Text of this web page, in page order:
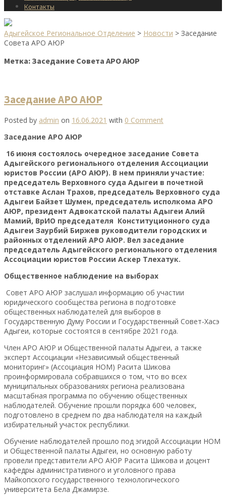
Контакты
Адыгейское Региональное Отделение > Новости > Заседание
Совета АРО АЮР
Метка:Заседание Совета АРО АЮР
Заседание АРО АЮР
Posted by admin on 16.06.2021 with 0 Comment
Заседание АРО АЮР
16 июня состоялось очередное заседание Совета
Адыгейского регионального отделения Ассоциации
юристов России (АРО АЮР). В нем приняли участие:
председатель Верховного суда Адыгеи в почетной
отставке Аслан Трахов, председатель Верховного суда
Адыгеи Байзет Шумен, председатель исполкома АРО
АЮР, президент Адвокатской палаты Адыгеи Алий
Мамий, ВрИО председателя Конституционного суда
Адыгеи Заурбий Биржев руководители городских и
районных отделений АРО АЮР. Вел заседание
председатель Адыгейского регионального отделения
Ассоциации юристов России Аскер Тлехатук.
Общественное наблюдение на выборах
Совет АРО АЮР заслушал информацию об участии
юридического сообщества региона в подготовке
общественных наблюдателей для выборов в
Государственную Думу России и Государственный Совет-Хасэ
Адыгеи, которые состоятся в сентябре 2021 года.
Член АРО АЮР и Общественной палаты Адыгеи, а также
эксперт Ассоциации «Независимый общественный
мониторинг» (Ассоциация НОМ) Расита Шикова
проинформировала собравшихся о том, что во всех
муниципальных образованиях региона реализована
масштабная программа по обучению общественных
наблюдателей. Обучение прошли порядка 600 человек,
подготовлено в среднем по два наблюдателя на каждый
избирательный участок республики.
Обучение наблюдателей прошло под эгидой Ассоциации НОМ
и Общественной палаты Адыгеи, но основную работу
провели представители АРО АЮР Расита Шикова и доцент
кафедры административного и уголовного права
Майкопского государственного технологического
университета Бела Джамирзе.